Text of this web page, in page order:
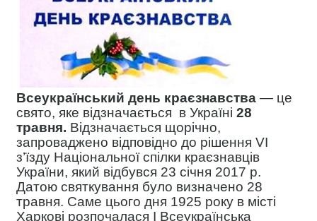
Всеукраїнський день краєзнавства — це
свято, яке відзначається в Україні28
травня. Відзначається щорічно,
запроваджено відповідно до рішення VI
з’їзду Національної спілки краєзнавців
України, який відбувся 23 січня 2017 р.
Датою святкування було визначено 28
травня. Саме цього дня 1925 року в місті
Харкові розпочалася І Всеукраїнська